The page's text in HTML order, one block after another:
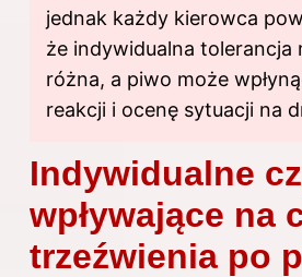
jednak każdy kierowca
że indywidualna tolerancja
różna, a piwo może
reakcji i ocenę sytuacji na
Indywidualne
wpływające na
trzeźwienia po